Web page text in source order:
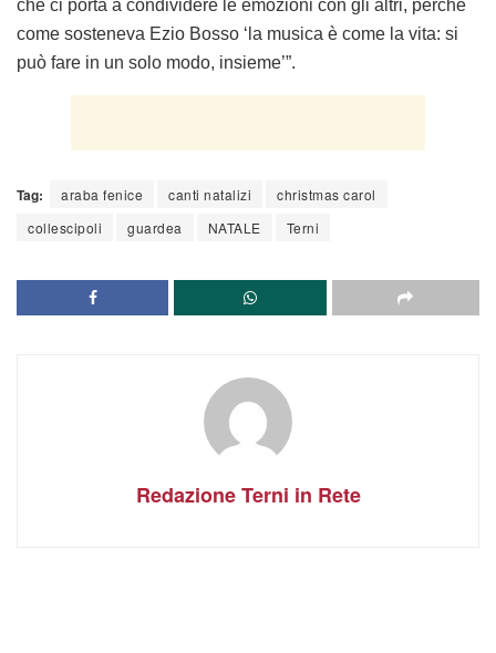
che ci porta a condividere le emozioni con gli altri, perché
come sosteneva Ezio Bosso ‘la musica è come la vita: si
può fare in un solo modo, insieme’”.
Tag: araba fenice canti natalizi
christmas carol
collescipoli
guardea NATALE Terni
Redazione Terni in Rete